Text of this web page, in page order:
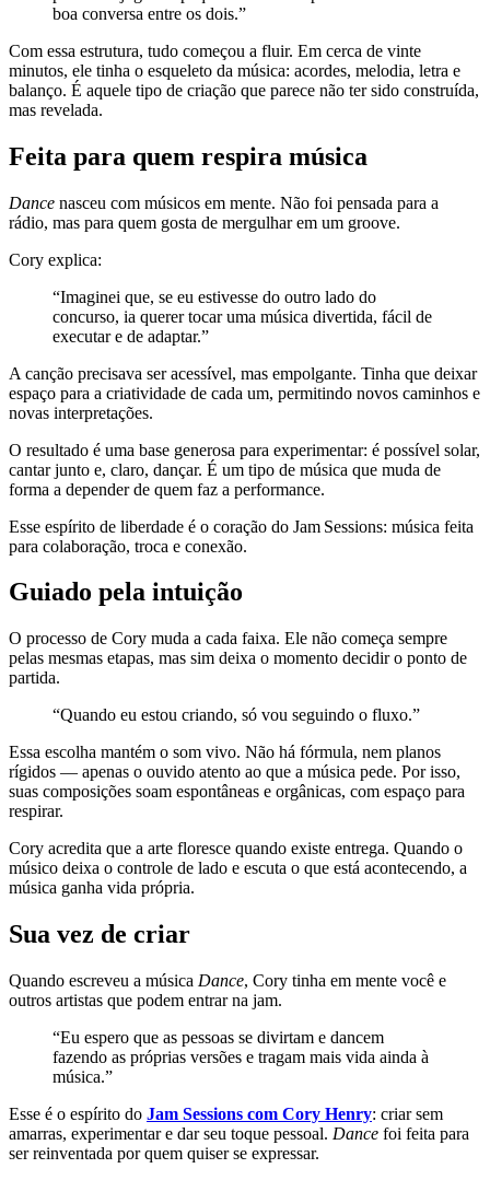
boa conversa entre os dois.”
Com essa estrutura, tudo começou a fluir. Em cerca de vinte
minutos, ele tinha o esqueleto da música: acordes, melodia, letra e
balanço. É aquele tipo de criação que parece não ter sido construída,
mas revelada.
Feita para quem respira música
Dance nasceu com músicos em mente. Não foi pensada para a
rádio, mas para quem gosta de mergulhar em um groove.
Cory explica:
“Imaginei que, se eu estivesse do outro lado do
concurso, ia querer tocar uma música divertida, fácil de
executar e de adaptar.”
A canção precisava ser acessível, mas empolgante. Tinha que deixar
espaço para a criatividade de cada um, permitindo novos caminhos e
novas interpretações.
O resultado é uma base generosa para experimentar: é possível solar,
cantar junto e, claro, dançar. É um tipo de música que muda de
forma a depender de quem faz a performance.
Esse espírito de liberdade é o coração do Jam Sessions: música feita
para colaboração, troca e conexão.
Guiado pela intuição
O processo de Cory muda a cada faixa. Ele não começa sempre
pelas mesmas etapas, mas sim deixa o momento decidir o ponto de
partida.
“Quando eu estou criando, só vou seguindo o fluxo.”
Essa escolha mantém o som vivo. Não há fórmula, nem planos
rígidos — apenas o ouvido atento ao que a música pede. Por isso,
suas composições soam espontâneas e orgânicas, com espaço para
respirar.
Cory acredita que a arte floresce quando existe entrega. Quando o
músico deixa o controle de lado e escuta o que está acontecendo, a
música ganha vida própria.
Sua vez de criar
Quando escreveu a música Dance, Cory tinha em mente você e
outros artistas que podem entrar na jam.
“Eu espero que as pessoas se divirtam e dancem
fazendo as próprias versões e tragam mais vida ainda à
música.”
Esse é o espírito do Jam Sessions com Cory Henry: criar sem
amarras, experimentar e dar seu toque pessoal. Dance foi feita para
ser reinventada por quem quiser se expressar.